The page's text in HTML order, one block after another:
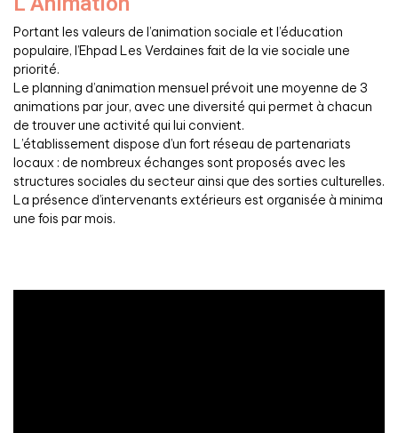
Portant les valeurs de l’animation sociale et l’éducation
populaire, l’Ehpad Les Verdaines fait de la vie sociale une
priorité.
Le planning d’animation mensuel prévoit une moyenne de 3
animations par jour, avec une diversité qui permet à chacun
de trouver une activité qui lui convient.
L’établissement dispose d’un fort réseau de partenariats
locaux : de nombreux échanges sont proposés avec les
structures sociales du secteur ainsi que des sorties culturelles.
La présence d’intervenants extérieurs est organisée à minima
une fois par mois.